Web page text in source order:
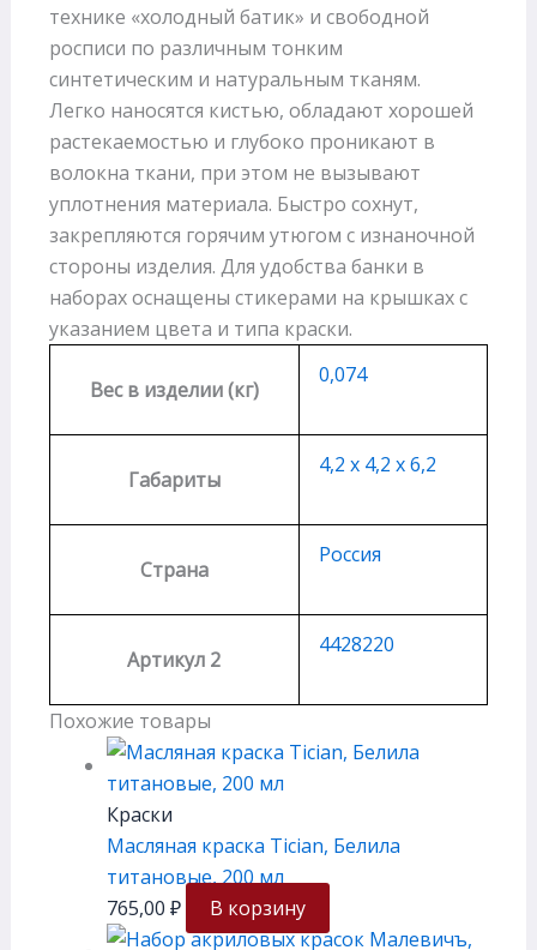
технике «холодный батик» и свободной
росписи по различным тонким
синтетическим и натуральным тканям.
Легко наносятся кистью, обладают хорошей
растекаемостью и глубоко проникают в
волокна ткани, при этом не вызывают
уплотнения материала. Быстро сохнут,
закрепляются горячим утюгом с изнаночной
стороны изделия. Для удобства банки в
наборах оснащены стикерами на крышках с
указанием цвета и типа краски.
Вес в изделии (кг)
0,074
Габариты
4,2 х 4,2 х 6,2
Страна
Россия
Артикул 2
4428220
Похожие товары
Краски
Масляная краска Tician, Белила
титановые, 200 мл
765,00 ₽ В корзину